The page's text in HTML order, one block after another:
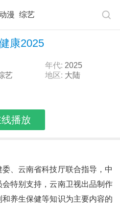
漫 综艺
康2025
年代: 2025
艺 地区: 大陆
播放
委、云南省科技厅联合指导，中
特别支持，云南卫视出品制作
养生保健等知识为主要内容的